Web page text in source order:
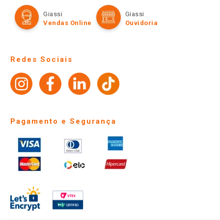
Televendas
Amigo Giassi
Perguntas frequentes
Identidade Visual
Formas de Pagamento
Políticas de entrega
Giassi
Vendas Online
Giassi
Ouvidoria
Redes Sociais
Pagamento e Segurança